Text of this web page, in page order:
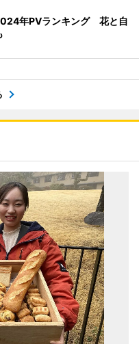
年PVランキング 花と自